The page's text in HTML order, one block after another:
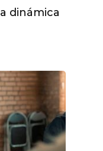
dinámica